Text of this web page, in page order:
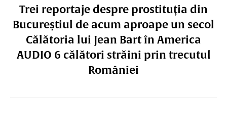
Trei reportaje despre prostituția din
Bucureștiul de acum aproape un secol
Călătoria lui Jean Bart în America
AUDIO 6 călători străini prin trecutul
României